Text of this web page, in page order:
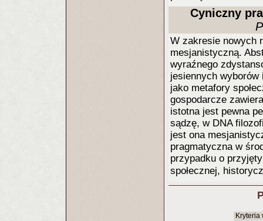
Cyniczny
W zakresie nowych
mesjanistyczną.
wyraźnego
jesiennych
jako metafory
gospodarcze
istotna jest pewna
sądzę, w DNA
jest ona
pragmatyczna w
przypadku o
społecznej,
Kryteria